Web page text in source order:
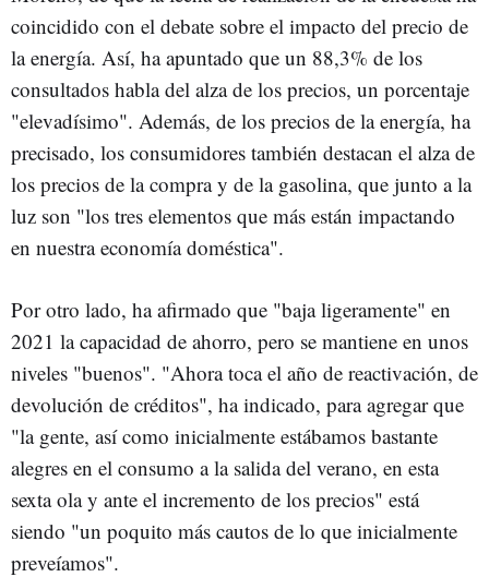
coincidido con el debate sobre el impacto del precio de
la energía. Así, ha apuntado que un 88,3% de los
consultados habla del alza de los precios, un porcentaje
"elevadísimo". Además, de los precios de la energía, ha
precisado, los consumidores también destacan el alza de
los precios de la compra y de la gasolina, que junto a la
luz son "los tres elementos que más están impactando
en nuestra economía doméstica".
Por otro lado, ha afirmado que "baja ligeramente" en
2021 la capacidad de ahorro, pero se mantiene en unos
niveles "buenos". "Ahora toca el año de reactivación, de
devolución de créditos", ha indicado, para agregar que
"la gente, así como inicialmente estábamos bastante
alegres en el consumo a la salida del verano, en esta
sexta ola y ante el incremento de los precios" está
siendo "un poquito más cautos de lo que inicialmente
preveíamos".